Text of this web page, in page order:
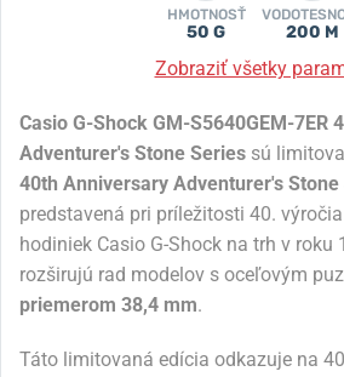
HMOTNOSŤ
50 G 200 M
Zobraziť všetky
Casio G-Shock GM-S5640GEM-7ER
Adventurer's Stone Series sú
40th Anniversary Adventurer's Stone
predstavená pri príležitosti 40.
hodiniek Casio G-Shock na trh v roku
rozširujú rad modelov s oceľovým
priemerom 38,4 mm.
Táto limitovaná edícia odkazuje na